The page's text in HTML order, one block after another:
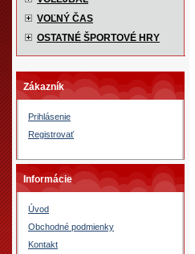
VOĽNÝ ČAS
OSTATNÉ ŠPORTOVÉ HRY
Zákazník
Prihlásenie
Registrovať
Informácie
Úvod
Obchodné podmienky
Kontakt